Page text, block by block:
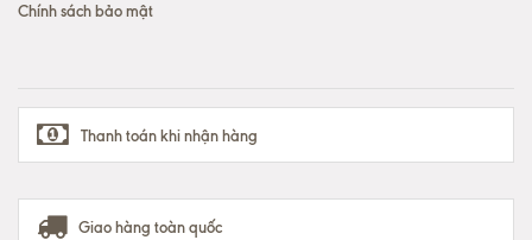
Chính sách bảo mật
Thanh toán khi nhận hàng
Giao hàng toàn quốc